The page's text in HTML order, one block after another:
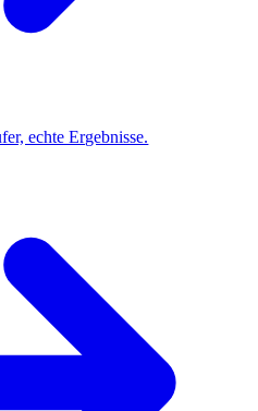
echte Ergebnisse.